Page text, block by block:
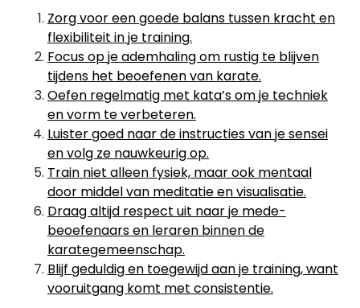
Zorg voor een goede balans tussen kracht en
flexibiliteit in je training.
Focus op je ademhaling om rustig te blijven
tijdens het beoefenen van karate.
Oefen regelmatig met kata’s om je techniek
en vorm te verbeteren.
Luister goed naar de instructies van je sensei
en volg ze nauwkeurig op.
Train niet alleen fysiek, maar ook mentaal
door middel van meditatie en visualisatie.
Draag altijd respect uit naar je mede-
beoefenaars en leraren binnen de
karategemeenschap.
Blijf geduldig en toegewijd aan je training, want
vooruitgang komt met consistentie.